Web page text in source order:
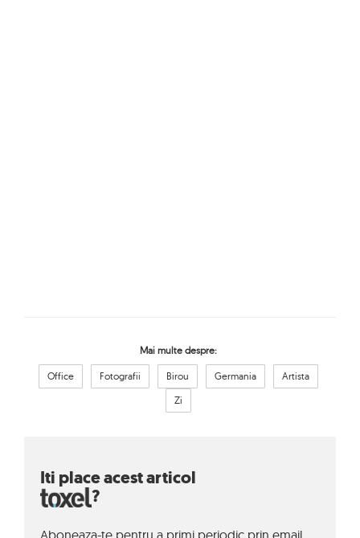
Mai multe despre:
Office Fotografii Birou Germania
Artista
Zi
Iti place acest articol
?
Aboneaza-te pentru a primi periodic prin email,